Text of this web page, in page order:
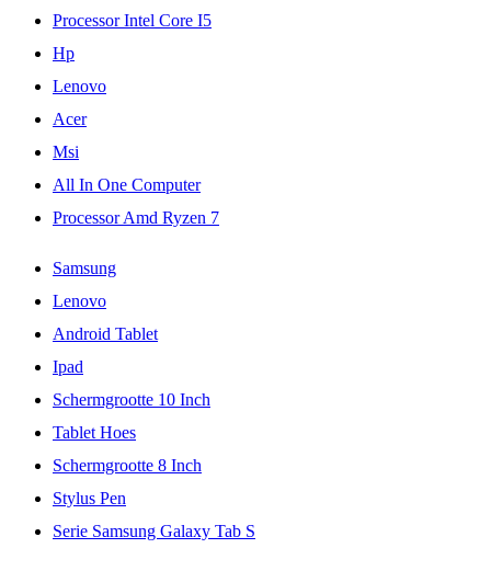
Processor Intel Core I5
Hp
Lenovo
Acer
Msi
All In One Computer
Processor Amd Ryzen 7
Samsung
Lenovo
Android Tablet
Ipad
Schermgrootte 10 Inch
Tablet Hoes
Schermgrootte 8 Inch
Stylus Pen
Serie Samsung Galaxy Tab S